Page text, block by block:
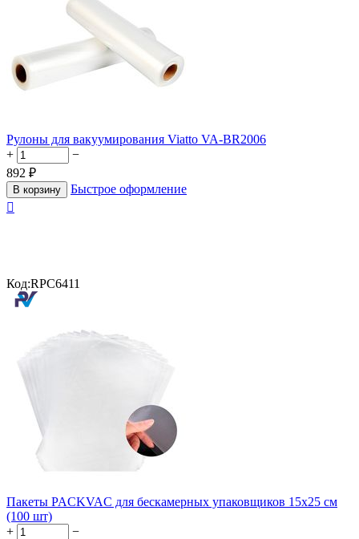
Рулоны для вакуумирования Viatto VA-BR2006
+
−
892 ₽
В корзину
Быстрое оформление

Код:RPC6411
Пакеты PACKVAC для бескамерных упаковщиков 15x25 см
(100 шт)
+
−